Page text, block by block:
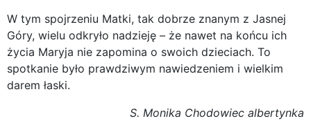
W tym spojrzeniu Matki, tak dobrze znanym z Jasnej
Góry, wielu odkryło nadzieję – że nawet na końcu ich
życia Maryja nie zapomina o swoich dzieciach. To
spotkanie było prawdziwym nawiedzeniem i wielkim
darem łaski.
S. Monika Chodowiec albertynka